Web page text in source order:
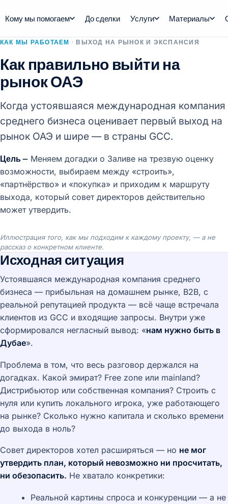
Кому мы помогаем До сделки Услуги Материалы
КАК МЫ РАБОТАЕМ · ВЫХОД НА РЫНОК И ЭКСПАНСИЯ
Как правильно выйти на
рынок ОАЭ
Когда устоявшаяся международная компания
среднего бизнеса оценивает первый выход на
рынок ОАЭ и шире — в страны GCC.
Цель — Меняем догадки о Заливе на трезвую оценку
возможности, выбираем между «строить»,
«партнёрство» и «покупка» и приходим к маршруту
выхода, который совет директоров действительно
может утвердить.
Иллюстрация того, как мы подходим к каждому проекту, — а не
рассказ о конкретном клиенте.
Исходная ситуация
Устоявшаяся международная компания среднего
бизнеса — прибыльная на домашнем рынке, B2B, с
реальной репутацией продукта — всё чаще встречала
клиентов из GCC и входящие запросы. Внутри уже
сформировался негласный вывод: «нам нужно быть в
Дубае».
Проблема в том, что весь разговор держался на
догадках. Какой эмират? Free zone или mainland?
Дистрибьютор или собственная компания? Строить с
нуля или купить локального игрока, уже работающего
на рынке? Сколько нужно капитала и сколько времени
до выхода в ноль?
Совет директоров хотел расширяться — но не мог
утвердить план, который невозможно ни просчитать,
ни обезопасить. Не хватало конкретики:
Реальной картины спроса и конкуренции — а не